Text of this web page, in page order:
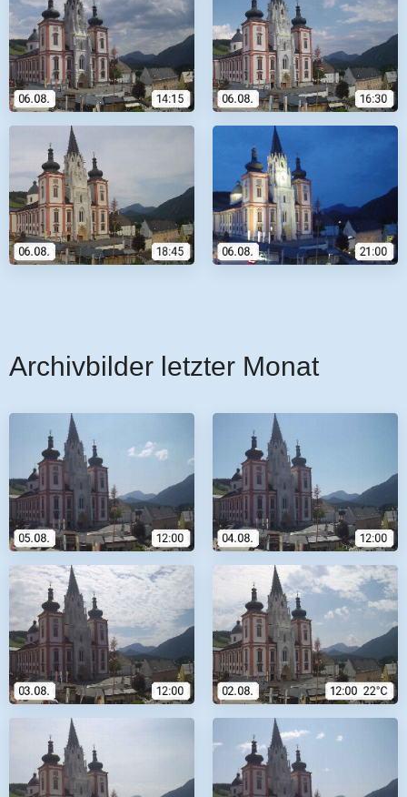
Archivbilder letzter Monat